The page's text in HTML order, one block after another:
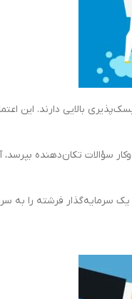
بالایی دارند. این
سؤالات تکان‌دهنده
یک سرمایه‌گذار فرشته را